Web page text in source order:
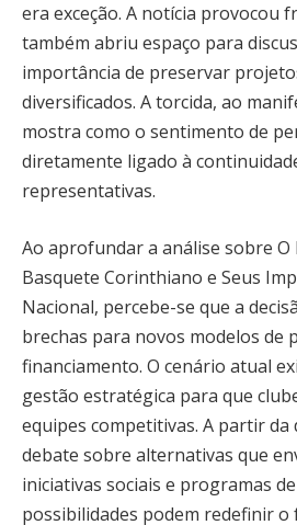
era exceção. A notícia provocou
também abriu espaço para
importância de preservar
diversificados. A torcida, ao
mostra como o sentimento de
diretamente ligado à
representativas.
Ao aprofundar a análise sobre O
Basquete Corinthiano e Seus
Nacional, percebe-se que a
brechas para novos modelos de
financiamento. O cenário atual
gestão estratégica para que
equipes competitivas. A partir da
debate sobre alternativas que
iniciativas sociais e programas
possibilidades podem redefinir